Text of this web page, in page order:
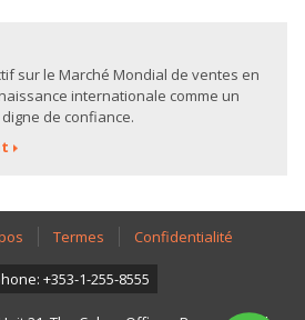
sur le Marché Mondial de ventes en
internationale comme un
de confiance.
Termes Confidentialité
+353-1-255-8555